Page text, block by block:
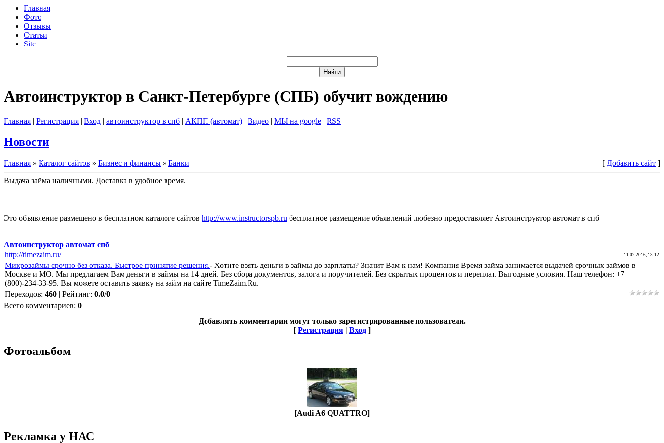
Главная
Фото
Отзывы
Статьи
Site
Автоинструктор в Санкт-Петербурге (СПБ) обучит вождению
Главная | Регистрация | Вход | автоинструктор в спб | АКПП (автомат) | Видео | МЫ на google | RSS
Новости
Главная » Каталог сайтов » Бизнес и финансы » Банки [ Добавить сайт ]
Выдача займа наличными. Доставка в удобное время.
Это объявление размещено в бесплатном каталоге сайтов http://www.instructorspb.ru бесплатное размещение объявлений любезно предоставляет Автоинструктор автомат в спб
Автоинструктор автомат спб
http://timezaim.ru/
11.02.2016, 13:12
Микрозаймы срочно без отказа. Быстрое принятие решения.- Хотите взять деньги в займы до зарплаты? Значит Вам к нам! Компания Время займа занимается выдачей срочных займов в
Москве и МО. Мы предлагаем Вам деньги в займы на 14 дней. Без сбора документов, залога и поручителей. Без скрытых процентов и переплат. Выгодные условия. Наш телефон: +7
(800)-234-33-95. Вы можете оставить заявку на займ на сайте TimeZaim.Ru.
Переходов: 460 | Рейтинг: 0.0/0
Всего комментариев: 0
Добавлять комментарии могут только зарегистрированные пользователи.
[ Регистрация | Вход ]
Фотоальбом
[Audi A6 QUATTRO]
Рекламка у НАС